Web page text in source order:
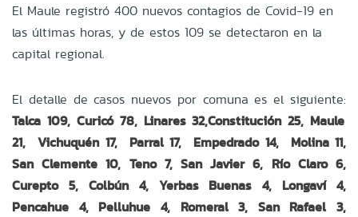
El Maule registró 400 nuevos contagios de Covid-19 en
las últimas horas, y de estos 109 se detectaron en la
capital regional.
El detalle de casos nuevos por comuna es el siguiente:
Talca 109, Curicó 78, Linares 32,Constitución 25, Maule
21, Vichuquén 17, Parral 17, Empedrado 14, Molina 11,
San Clemente 10, Teno 7, San Javier 6, Río Claro 6,
Curepto 5, Colbún 4, Yerbas Buenas 4, Longaví 4,
Pencahue 4, Pelluhue 4, Romeral 3, San Rafael 3,